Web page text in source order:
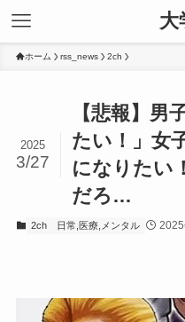
大
ホーム rss_news 2ch
【悲報】男
たい！」女
になりたい
だろ…
2025
3/27
2ch 日常,医療,メンタル 2025